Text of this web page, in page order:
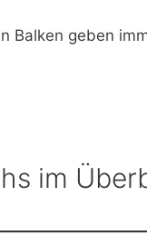
Balken geben
im